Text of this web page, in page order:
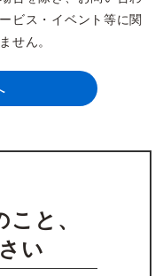
ビス・イベント等に関
せん。
と、
い